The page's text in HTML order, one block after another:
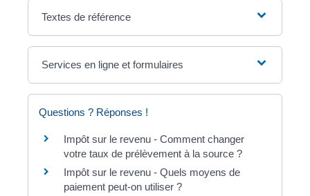
Textes de référence
Services en ligne et formulaires
Questions ? Réponses !
Impôt sur le revenu - Comment changer
votre taux de prélèvement à la source ?
Impôt sur le revenu - Quels moyens de
paiement peut-on utiliser ?